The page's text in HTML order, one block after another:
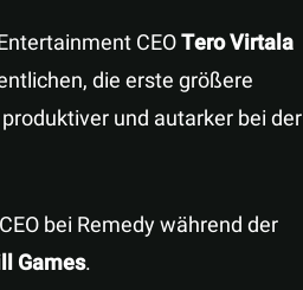
CEOTero Virtala
die erste größere
und autarker bei der
bei Remedy während der
Games.